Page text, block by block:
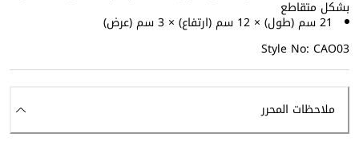
بشكل متقاطع
21 سم (طول) × 12 سم (ارتفاع) × 3 سم (عرض)
Style No: CAO03
ملاحظات المحرر